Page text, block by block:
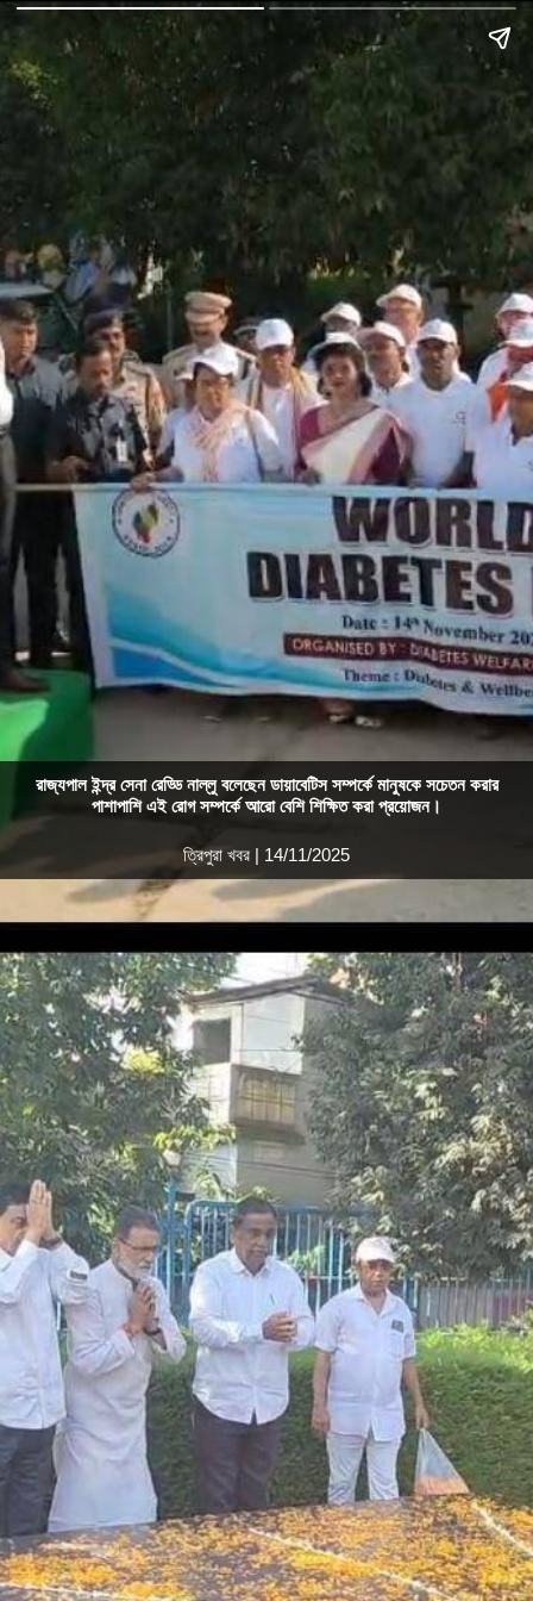
রাজ্যপাল ইন্দ্র সেনা রেড্ডি নাল্লু বলেছেন ডায়াবেটিস সম্পর্কে মানুষকে সচেতন করার
পাশাপাশি এই রোগ সম্পর্কে আরো বেশি শিক্ষিত করা প্রয়োজন।
ত্রিপুরা খবর | 14/11/2025